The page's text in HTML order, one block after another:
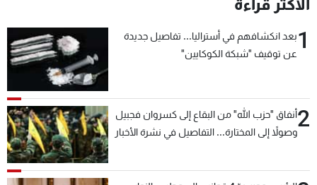
الأكثر قراءة
1بعد انكشافهم في أستراليا... تفاصيل جديدة
عن توقيف "شبكة الكوكايين"
2أنفاق "حزب الله" من البقاع إلى كسروان فجبيل
وصولاً إلى المختارة... التفاصيل في نشرة الأخبار